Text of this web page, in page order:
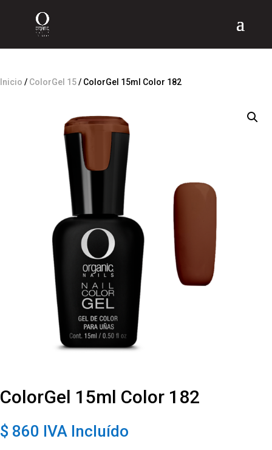
Inicio / ColorGel 15/ ColorGel 15ml Color 182
ColorGel 15ml Color 182
$ 860 IVA Incluído